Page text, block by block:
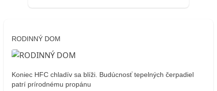
RODINNÝ DOM
Koniec HFC chladív sa blíži. Budúcnosť tepelných čerpadiel
patrí prírodnému propánu